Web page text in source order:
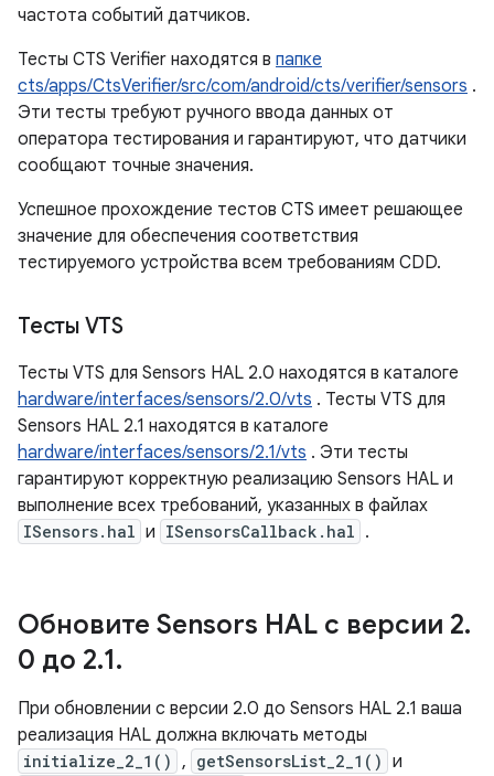
частота событий датчиков.
Тесты CTS Verifier находятся в папке
cts/apps/CtsVerifier/src/com/android/cts/verifier/sensors .
Эти тесты требуют ручного ввода данных от
оператора тестирования и гарантируют, что датчики
сообщают точные значения.
Успешное прохождение тестов CTS имеет решающее
значение для обеспечения соответствия
тестируемого устройства всем требованиям CDD.
Тесты VTS
Тесты VTS для Sensors HAL 2.0 находятся в каталоге
hardware/interfaces/sensors/2.0/vts . Тесты VTS для
Sensors HAL 2.1 находятся в каталоге
hardware/interfaces/sensors/2.1/vts . Эти тесты
гарантируют корректную реализацию Sensors HAL и
выполнение всех требований, указанных в файлах
ISensors.hal и ISensorsCallback.hal .
Обновите Sensors HAL с версии 2.
0 до 2.1.
При обновлении с версии 2.0 до Sensors HAL 2.1 ваша
реализация HAL должна включать методы
initialize_2_1() , getSensorsList_2_1() и